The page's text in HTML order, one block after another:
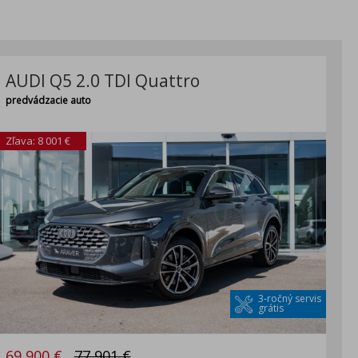
AUDI Q5 2.0 TDI Quattro
predvádzacie auto
3-ročný servis
grátis
Zľava: 8 001 €